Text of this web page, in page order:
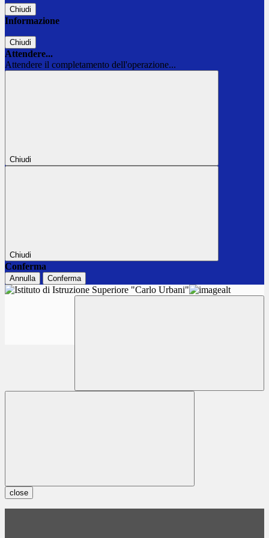
Chiudi
Informazione
Chiudi
Attendere...
Attendere il completamento dell'operazione...
Chiudi
Chiudi
Conferma
Annulla Conferma
close